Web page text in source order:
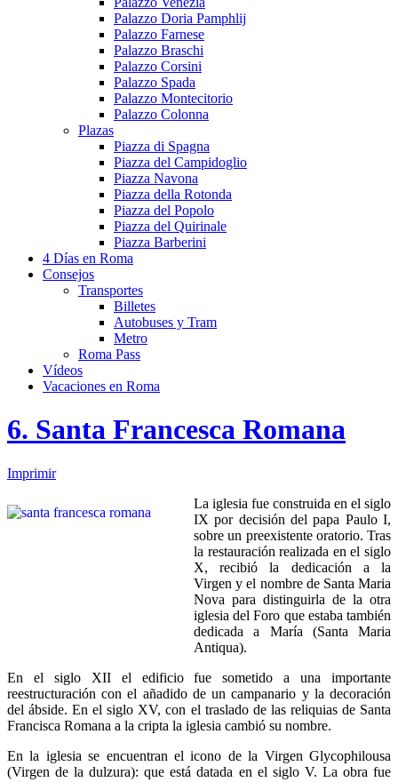
Palazzo Doria Pamphlij
Palazzo Farnese
Palazzo Braschi
Palazzo Corsini
Palazzo Spada
Palazzo Montecitorio
Palazzo Colonna
Plazas
Piazza di Spagna
Piazza del Campidoglio
Piazza Navona
Piazza della Rotonda
Piazza del Popolo
Piazza del Quirinale
Piazza Barberini
4 Días en Roma
Consejos
Transportes
Billetes
Autobuses y Tram
Metro
Roma Pass
Vídeos
Vacaciones en Roma
6. Santa Francesca Romana
Imprimir
La iglesia fue construida en el siglo
IX por decisión del papa Paulo I,
sobre un preexistente oratorio. Tras
la restauración realizada en el siglo
X, recibió la dedicación a la
Virgen y el nombre de Santa Maria
Nova para distinguirla de la otra
iglesia del Foro que estaba también
dedicada a María (Santa Maria
Antiqua).
En el siglo XII el edificio fue sometido a una importante
reestructuración con el añadido de un campanario y la decoración
del ábside. En el siglo XV, con el traslado de las reliquias de Santa
Francisca Romana a la cripta la iglesia cambió su nombre.
En la iglesia se encuentran el icono de la Virgen Glycophilousa
(Virgen de la dulzura): que está datada en el siglo V. La obra fue